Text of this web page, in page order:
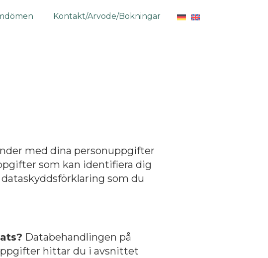
Kontakt/Arvode/Bokningar
med dina personuppgifter
som kan identifiera dig
som du
Databehandlingen på
hittar du i avsnittet